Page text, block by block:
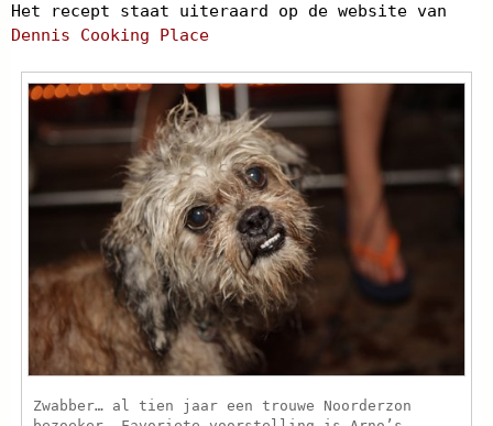
Het recept staat uiteraard op de website van
Dennis Cooking Place
Zwabber… al tien jaar een trouwe Noorderzon